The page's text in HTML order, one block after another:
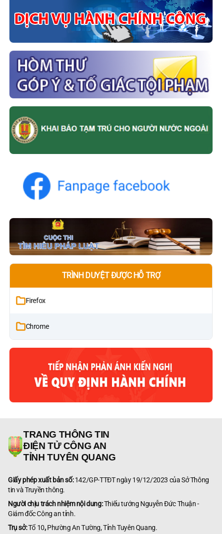
TRÌNH DUYỆT ĐƯỢC HỖ TRỢ
Firefox
Chrome
TRANG THÔNG TIN
ĐIỆN TỬ CÔNG AN
TỈNH TUYÊN QUANG
Giấy phép xuất bản số:142/GP-TTĐT ngày 19/12/2023 của Sở Thông
tin và Truyền thông.
Người chịu trách nhiệm nội dung:Thiếu tướng Nguyễn Đức Thuận -
Giám đốc Công an tỉnh.
Trụ sở:Tổ 10,Phường An Tường, Tỉnh Tuyên Quang.